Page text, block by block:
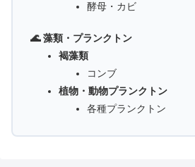
酵母・カビ
🌊 藻類・プランクトン
褐藻類
コンブ
植物・動物プランクトン
各種プランクトン